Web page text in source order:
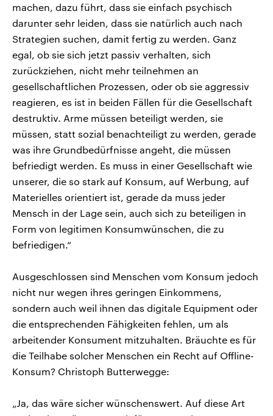
machen, dazu führt, dass sie einfach psychisch
darunter sehr leiden, dass sie natürlich auch nach
Strategien suchen, damit fertig zu werden. Ganz
egal, ob sie sich jetzt passiv verhalten, sich
zurückziehen, nicht mehr teilnehmen an
gesellschaftlichen Prozessen, oder ob sie aggressiv
reagieren, es ist in beiden Fällen für die Gesellschaft
destruktiv. Arme müssen beteiligt werden, sie
müssen, statt sozial benachteiligt zu werden, gerade
was ihre Grundbedürfnisse angeht, die müssen
befriedigt werden. Es muss in einer Gesellschaft wie
unserer, die so stark auf Konsum, auf Werbung, auf
Materielles orientiert ist, gerade da muss jeder
Mensch in der Lage sein, auch sich zu beteiligen in
Form von legitimen Konsumwünschen, die zu
befriedigen.“
Ausgeschlossen sind Menschen vom Konsum jedoch
nicht nur wegen ihres geringen Einkommens,
sondern auch weil ihnen das digitale Equipment oder
die entsprechenden Fähigkeiten fehlen, um als
arbeitender Konsument mitzuhalten. Bräuchte es für
die Teilhabe solcher Menschen ein Recht auf Offline-
Konsum? Christoph Butterwegge:
„Ja, das wäre sicher wünschenswert. Auf diese Art